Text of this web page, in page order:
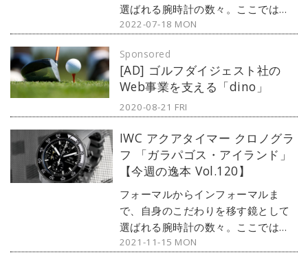
選ばれる腕時計の数々。ここではブ
ランド腕時計専門店・MOON
デルからアンティークまで、見る者
の感性を刺激する1本をセレクト。今
回は、アクションスターであるジャ
ッキー・チェンと、IWCの本格ダイ
『アクアタイマー ジャッキー・チェ
ン』をご紹介しよう。
2022-07-18 MON
[AD] ゴルフダイジェスト社の
Web事業を支える「dino」
Sponsored
2020-08-21 FRI
IWC アクアタイマー クロノグラ
フ 「ガラパゴス・アイランド」
【今週の逸本 Vol.120】
フォーマルからインフォーマルま
で、自身のこだわりを移す鏡として
選ばれる腕時計の数々。ここではブ
ランド腕時計専門店・MOON
2021-11-15 MON